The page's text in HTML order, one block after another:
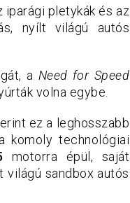
iparági pletykák és az
nyílt világú autós
a Need for Speed
volna egybe.
ez a leghosszabb
komoly technológiai
motorra épül, saját
sandbox autós